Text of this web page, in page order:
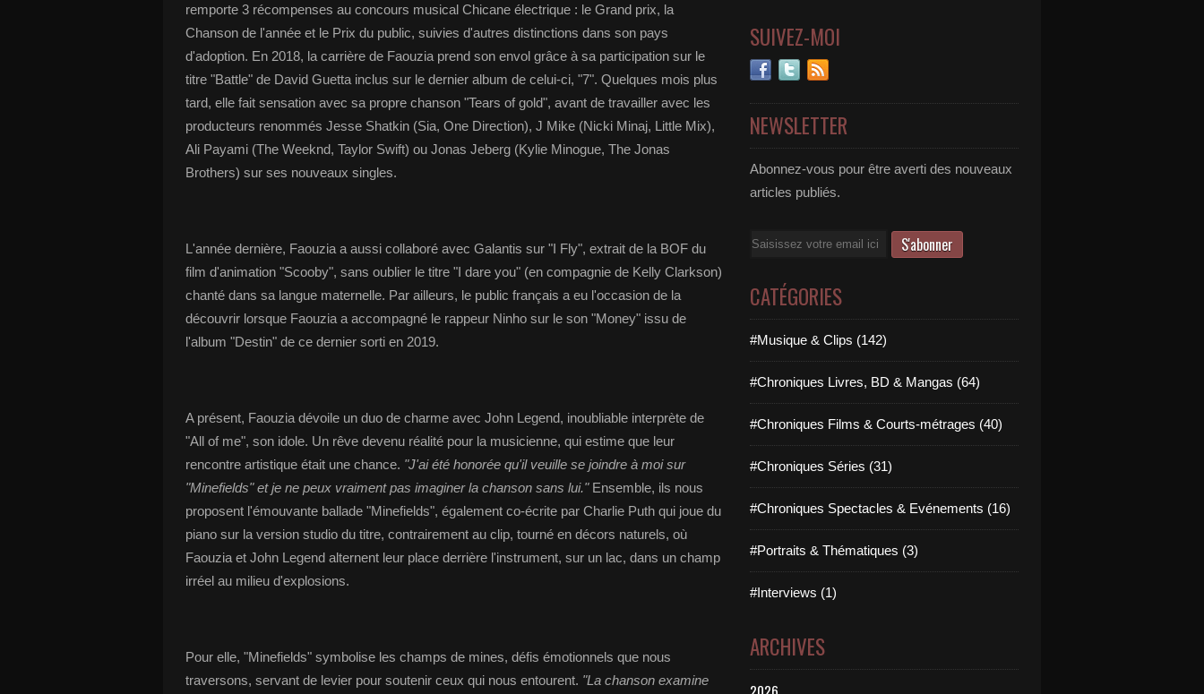
remporte 3 récompenses au concours musical Chicane électrique : le Grand prix, la
Chanson de l'année et le Prix du public, suivies d'autres distinctions dans son pays
d'adoption. En 2018, la carrière de Faouzia prend son envol grâce à sa participation sur le
titre "Battle" de David Guetta inclus sur le dernier album de celui-ci, "7". Quelques mois plus
tard, elle fait sensation avec sa propre chanson "Tears of gold", avant de travailler avec les
producteurs renommés Jesse Shatkin (Sia, One Direction), J Mike (Nicki Minaj, Little Mix),
Ali Payami (The Weeknd, Taylor Swift) ou Jonas Jeberg (Kylie Minogue, The Jonas
Brothers) sur ses nouveaux singles.
L'année dernière, Faouzia a aussi collaboré avec Galantis sur "I Fly", extrait de la BOF du
film d'animation "Scooby", sans oublier le titre "I dare you" (en compagnie de Kelly Clarkson)
chanté dans sa langue maternelle. Par ailleurs, le public français a eu l'occasion de la
découvrir lorsque Faouzia a accompagné le rappeur Ninho sur le son "Money" issu de
l'album "Destin" de ce dernier sorti en 2019.
A présent, Faouzia dévoile un duo de charme avec John Legend, inoubliable interprète de
"All of me", son idole. Un rêve devenu réalité pour la musicienne, qui estime que leur
rencontre artistique était une chance. "J'ai été honorée qu'il veuille se joindre à moi sur
"Minefields" et je ne peux vraiment pas imaginer la chanson sans lui." Ensemble, ils nous
proposent l'émouvante ballade "Minefields", également co-écrite par Charlie Puth qui joue du
piano sur la version studio du titre, contrairement au clip, tourné en décors naturels, où
Faouzia et John Legend alternent leur place derrière l'instrument, sur un lac, dans un champ
irréel au milieu d'explosions.
Pour elle, "Minefields" symbolise les champs de mines, défis émotionnels que nous
traversons, servant de levier pour soutenir ceux qui nous entourent. "La chanson examine
SUIVEZ-MOI
NEWSLETTER
Abonnez-vous pour être averti des nouveaux
articles publiés.
Email
CATÉGORIES
#Musique & Clips (142)
#Chroniques Livres, BD & Mangas (64)
#Chroniques Films & Courts-métrages (40)
#Chroniques Séries (31)
#Chroniques Spectacles & Evénements (16)
#Portraits & Thématiques (3)
#Interviews (1)
ARCHIVES